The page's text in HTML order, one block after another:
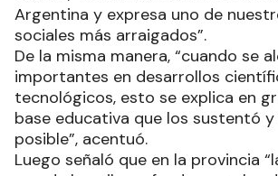
Argentina y expresa uno de
sociales más arraigados”.
De la misma manera, “cuando se
importantes en desarrollos
tecnológicos, esto se explica en
base educativa que los sustentó y
posible”, acentuó.
Luego señaló que en la provincia